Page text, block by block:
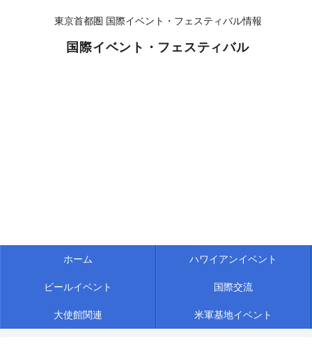
東京首都圏 国際イベント・フェスティバル情報
国際イベント・フェスティバル
ホーム ハワイアンイベント
ビールイベント 国際交流
大使館関連 米軍基地イベント